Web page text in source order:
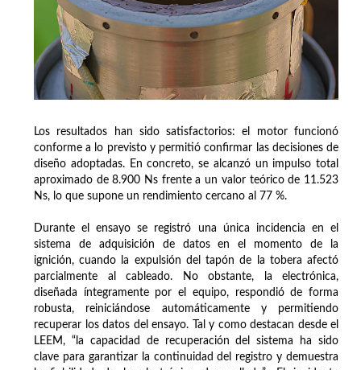
Los resultados han sido satisfactorios: el motor funcionó
conforme a lo previsto y permitió confirmar las decisiones de
diseño adoptadas. En concreto, se alcanzó un impulso total
aproximado de 8.900 Ns frente a un valor teórico de 11.523
Ns, lo que supone un rendimiento cercano al 77 %.
Durante el ensayo se registró una única incidencia en el
sistema de adquisición de datos en el momento de la
ignición, cuando la expulsión del tapón de la tobera afectó
parcialmente al cableado. No obstante, la electrónica,
diseñada íntegramente por el equipo, respondió de forma
robusta, reiniciándose automáticamente y permitiendo
recuperar los datos del ensayo. Tal y como destacan desde el
LEEM, “la capacidad de recuperación del sistema ha sido
clave para garantizar la continuidad del registro y demuestra